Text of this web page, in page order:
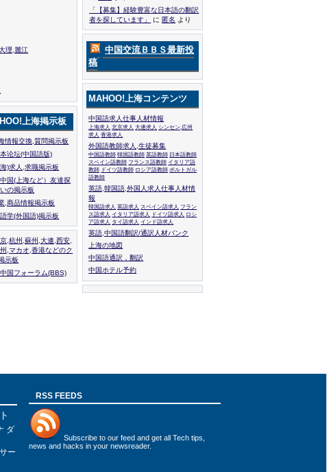
理,麗江
上海掲示板
情報交換,質問掲示板
论坛(中国語版)
)求人,求職掲示板
国(上海など）友達探
の掲示板
,商品情報掲示板
学(外国語)掲示板
京,杭州,蘇州,大連,西安,
,マカオ,香港などのク
示板
国フォーラム(BBS)
「【募集】経験豊富な日本語の翻訳
者を探しています」
に 匿名 より
中国交流ＢＢＳ最新投
稿
MAHOO!上海コンテンツ
中国語求人仕事人材情報
上海求人 北京求人 大連求人 シンセン,広州
求人 香港求人
外国語教師求人,生徒募集
中国語教師 韓国語教師 英語教師 日本語教師
スペイン語教師 フランス語教師 イタリア語
教師 ドイツ語教師 ロシア語教師 ポルトガル
語教師
英語,韓国語,外国人求人仕事人材情
報
韓国語求人 英語求人 スペイン語求人 フラン
ス語求人 イタリア語求人 ドイツ語求人 ロシ
ア語求人 タイ語求人 インド語求人
英語,中国語翻訳/通訳人材バンク
上海の地図
中国語通訳，翻訳
中国ホテル予約
ダ
ー
RSS FEEDS
Subscribe to our feed and get all Tech tips,
news and hacks in your newsreader.